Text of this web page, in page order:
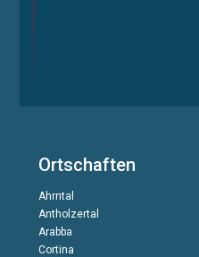
Ortschaften
Ahrntal
Antholzertal
Arabba
Cortina